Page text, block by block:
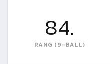
84.
RANG (9-BALL)